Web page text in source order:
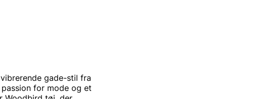
gade-stil fra
for mode og et